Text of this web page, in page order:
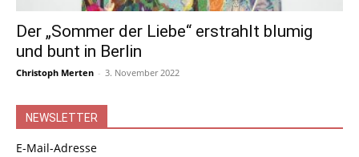
Der „Sommer der Liebe“ erstrahlt blumig
und bunt in Berlin
Christoph Merten - 3. November 2022
NEWSLETTER
E-Mail-Adresse